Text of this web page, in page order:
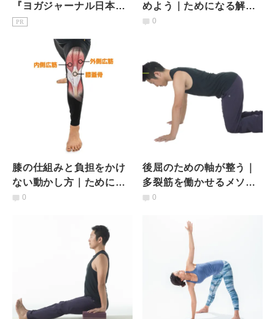
『ヨガジャーナル日本
版』予約購読のご案内
PR
めよう｜ためになる解剖
学的知識
0
膝の仕組みと負担をかけ
ない動かし方｜ためにな
る解剖学的知識
0
後屈のための軸が整う｜
多裂筋を働かせるメソッ
ド２つと解剖学的知識
0